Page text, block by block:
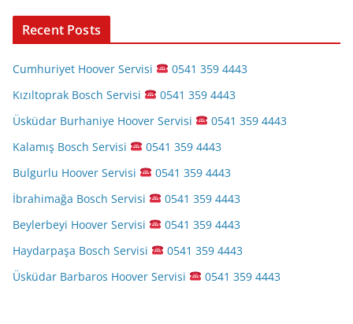
Recent Posts
Cumhuriyet Hoover Servisi
0541 359 4443
Kızıltoprak Bosch Servisi
0541 359 4443
Üsküdar Burhaniye Hoover Servisi
0541 359 4443
Kalamış Bosch Servisi
0541 359 4443
Bulgurlu Hoover Servisi
0541 359 4443
İbrahimağa Bosch Servisi
0541 359 4443
Beylerbeyi Hoover Servisi
0541 359 4443
Haydarpaşa Bosch Servisi
0541 359 4443
Üsküdar Barbaros Hoover Servisi
0541 359 4443